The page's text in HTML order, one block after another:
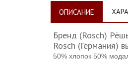
ОПИСАНИЕ
Бренд (Rosch)
Rosch (Германия)
50% хлопок 50%